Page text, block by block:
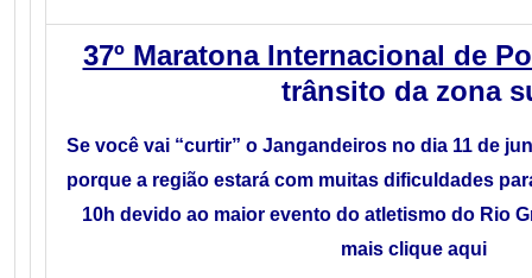
37º Maratona Internacional de
trânsito da zona
Se você vai “curtir” o Jangandeiros no dia 11 de
porque a região estará com muitas dificuldades
10h devido ao maior evento do atletismo do Rio
mais clique aqui